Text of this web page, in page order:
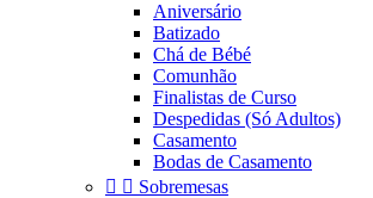
Aniversário
Batizado
Chá de Bébé
Comunhão
Finalistas de Curso
Despedidas (Só Adultos)
Casamento
Bodas de Casamento
  Sobremesas